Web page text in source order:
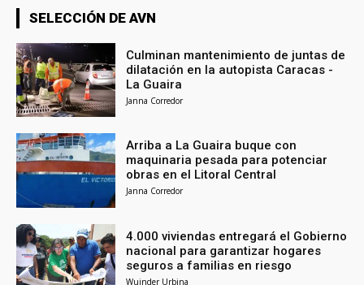
SELECCIÓN DE AVN
Culminan mantenimiento de juntas de
dilatación en la autopista Caracas -
La Guaira
Janna Corredor
Arriba a La Guaira buque con
maquinaria pesada para potenciar
obras en el Litoral Central
Janna Corredor
4.000 viviendas entregará el Gobierno
nacional para garantizar hogares
seguros a familias en riesgo
Wuinder Urbina